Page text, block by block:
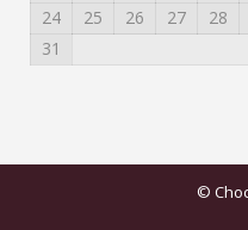
24
25 26 27 28
31
©